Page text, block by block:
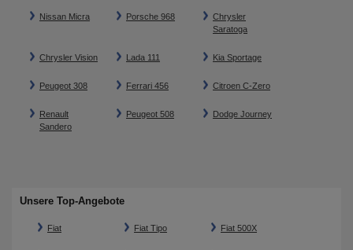
Nissan Micra Porsche 968
Chrysler
Saratoga
Chrysler Vision Lada 111 Kia Sportage
Peugeot 308 Ferrari 456 Citroen C-Zero
Renault
Sandero
Peugeot 508 Dodge Journey
Unsere Top-Angebote
Fiat Fiat Tipo Fiat 500X